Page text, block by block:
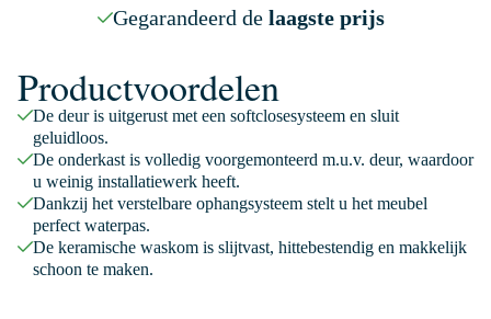
Gegarandeerd de laagste prijs
Productvoordelen
De deur is uitgerust met een softclosesysteem en sluit
geluidloos.
De onderkast is volledig voorgemonteerd m.u.v. deur, waardoor
u weinig installatiewerk heeft.
Dankzij het verstelbare ophangsysteem stelt u het meubel
perfect waterpas.
De keramische waskom is slijtvast, hittebestendig en makkelijk
schoon te maken.